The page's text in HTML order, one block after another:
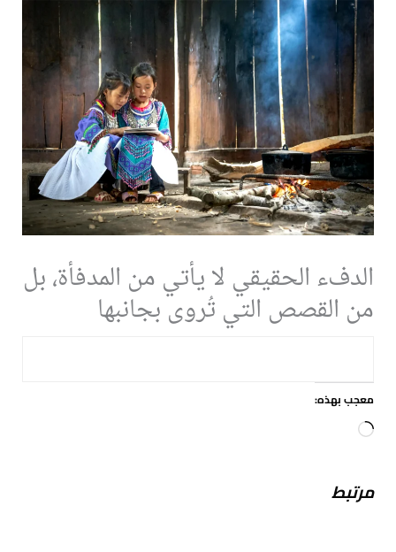
الدفء الحقيقي لا يأتي من المدفأة، بل
من القصص التي تُروى بجانبها
معجب بهذه:
جاري
مرتبط